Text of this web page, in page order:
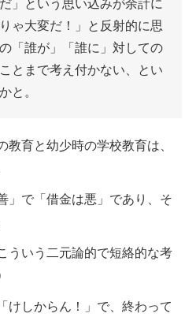
ゃ大変だ！」と反射的に思
「誰が」「誰に」対しての
とまで考え付かない、とい
と。
育と幼少時の学校教育は、
」で「借金は悪」であり、そ
ういう二元論的で短絡的な考
けしからん！」で、終わって